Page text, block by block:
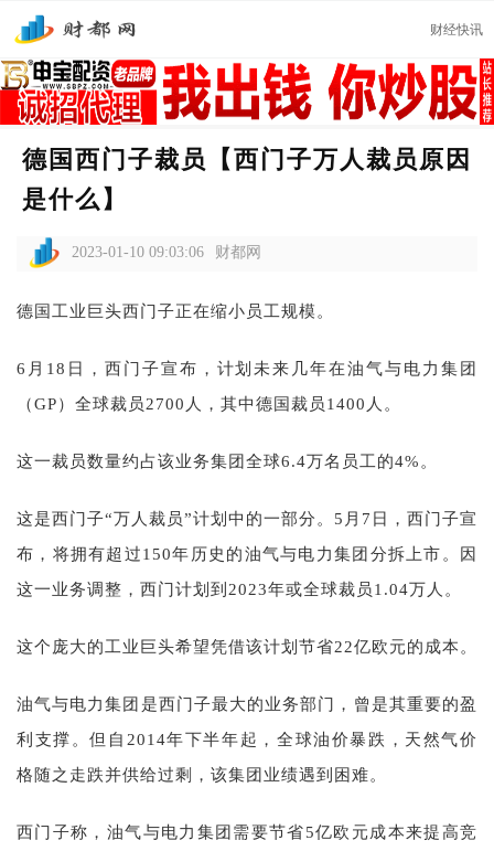
财经快讯
德国西门子裁员【西门子万人裁员原因
是什么】
2023-01-10 09:03:06 财都网
德国工业巨头西门子正在缩小员工规模。
6月18日，西门子宣布，计划未来几年在油气与电力集团
（GP）全球裁员2700人，其中德国裁员1400人。
这一裁员数量约占该业务集团全球6.4万名员工的4%。
这是西门子“万人裁员”计划中的一部分。5月7日，西门子宣
布，将拥有超过150年历史的油气与电力集团分拆上市。因
这一业务调整，西门计划到2023年或全球裁员1.04万人。
这个庞大的工业巨头希望凭借该计划节省22亿欧元的成本。
油气与电力集团是西门子最大的业务部门，曾是其重要的盈
利支撑。但自2014年下半年起，全球油价暴跌，天然气价
格随之走跌并供给过剩，该集团业绩遇到困难。
西门子称，油气与电力集团需要节省5亿欧元成本来提高竞